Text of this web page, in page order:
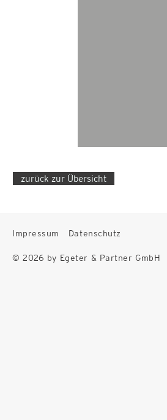
zurück zur Übersicht
Impressum Datenschutz
© 2026 by Egeter & Partner GmbH